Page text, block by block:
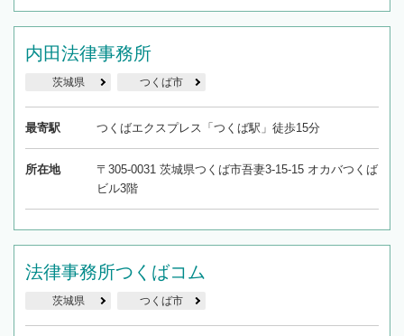
内田法律事務所
茨城県 つくば市
最寄駅 つくばエクスプレス「つくば駅」徒歩15分
所在地
〒305-0031 茨城県つくば市吾妻3-15-15 オカバつくば
ビル3階
法律事務所つくばコム
茨城県 つくば市